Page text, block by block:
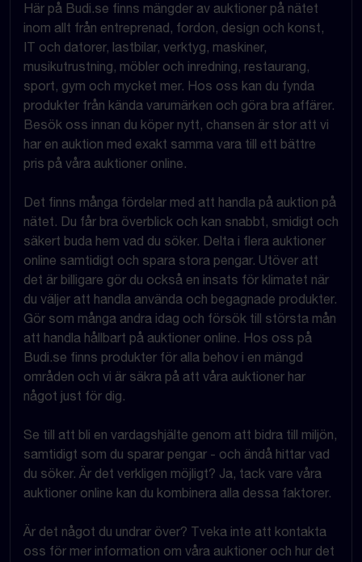
Här på Budi.se finns mängder av auktioner på nätet
inom allt från entreprenad, fordon, design och konst,
IT och datorer, lastbilar, verktyg, maskiner,
musikutrustning, möbler och inredning, restaurang,
sport, gym och mycket mer. Hos oss kan du fynda
produkter från kända varumärken och göra bra affärer.
Besök oss innan du köper nytt, chansen är stor att vi
har en auktion med exakt samma vara till ett bättre
pris på våra auktioner online.
Det finns många fördelar med att handla på auktion på
nätet. Du får bra överblick och kan snabbt, smidigt och
säkert buda hem vad du söker. Delta i flera auktioner
online samtidigt och spara stora pengar. Utöver att
det är billigare gör du också en insats för klimatet när
du väljer att handla använda och begagnade produkter.
Gör som många andra idag och försök till största mån
att handla hållbart på auktioner online. Hos oss på
Budi.se finns produkter för alla behov i en mängd
områden och vi är säkra på att våra auktioner har
något just för dig.
Se till att bli en vardagshjälte genom att bidra till miljön,
samtidigt som du sparar pengar - och ändå hittar vad
du söker. Är det verkligen möjligt? Ja, tack vare våra
auktioner online kan du kombinera alla dessa faktorer.
Är det något du undrar över? Tveka inte att kontakta
oss för mer information om våra auktioner och hur det